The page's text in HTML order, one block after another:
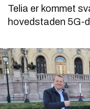
Telia er kommet
hovedstaden 5G-